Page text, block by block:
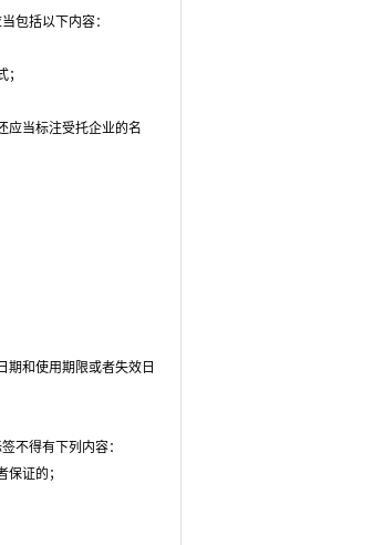
包括以下内容：
当标注受托企业的名
和使用期限或者失效日
不得有下列内容：
证的；